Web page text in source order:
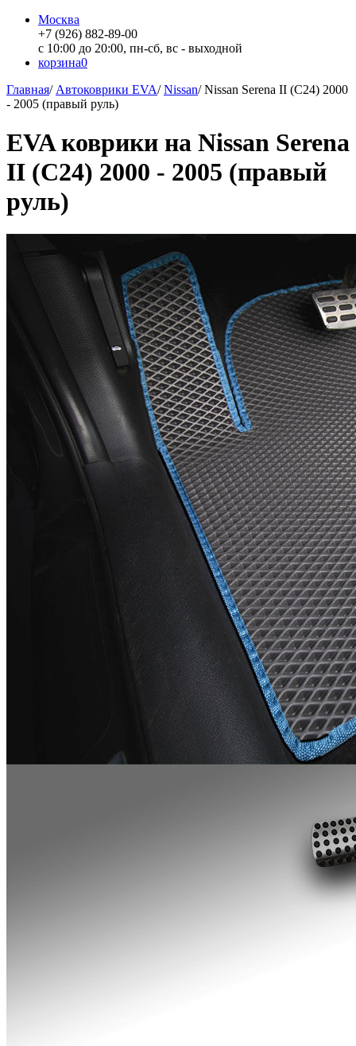
Москва
+7 (926) 882-89-00
с 10:00 до 20:00, пн-сб, вс - выходной
корзина0
Главная/ Автоковрики EVA/Nissan/Nissan Serena II (C24) 2000
- 2005 (правый руль)
EVA коврики на Nissan Serena
II (C24) 2000 - 2005 (правый
руль)